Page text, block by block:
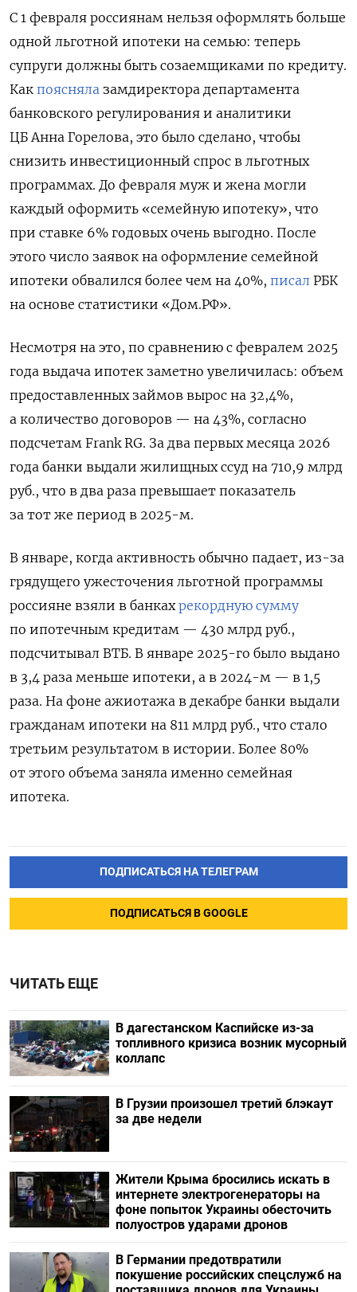
С 1 февраля россиянам нельзя оформлять больше
одной льготной ипотеки на семью: теперь
супруги должны быть созаемщиками по кредиту.
Как поясняла замдиректора департамента
банковского регулирования и аналитики
ЦБ Анна Горелова, это было сделано, чтобы
снизить инвестиционный спрос в льготных
программах. До февраля муж и жена могли
каждый оформить «семейную ипотеку», что
при ставке 6% годовых очень выгодно. После
этого число заявок на оформление семейной
ипотеки обвалился более чем на 40%, писал РБК
на основе статистики «Дом.РФ».
Несмотря на это, по сравнению с февралем 2025
года выдача ипотек заметно увеличилась: объем
предоставленных займов вырос на 32,4%,
а количество договоров — на 43%, согласно
подсчетам Frank RG. За два первых месяца 2026
года банки выдали жилищных ссуд на 710,9 млрд
руб., что в два раза превышает показатель
за тот же период в 2025-м.
В январе, когда активность обычно падает, из-за
грядущего ужесточения льготной программы
россияне взяли в банкахрекордную сумму
по ипотечным кредитам — 430 млрд руб.,
подсчитывал ВТБ. В январе 2025-го было выдано
в 3,4 раза меньше ипотеки, а в 2024-м — в 1,5
раза. На фоне ажиотажа в декабре банки выдали
гражданам ипотеки на 811 млрд руб., что стало
третьим результатом в истории. Более 80%
от этого объема заняла именно семейная
ипотека.
ПОДПИСАТЬСЯ НА ТЕЛЕГРАМ
ПОДПИСАТЬСЯ В GOOGLE
ЧИТАТЬ ЕЩЕ
В дагестанском Каспийске из-за
топливного кризиса возник мусорный
коллапс
В Грузии произошел третий блэкаут
за две недели
Жители Крыма бросились искать в
интернете электрогенераторы на
фоне попыток Украины обесточить
полуостров ударами дронов
В Германии предотвратили
покушение российских спецслужб на